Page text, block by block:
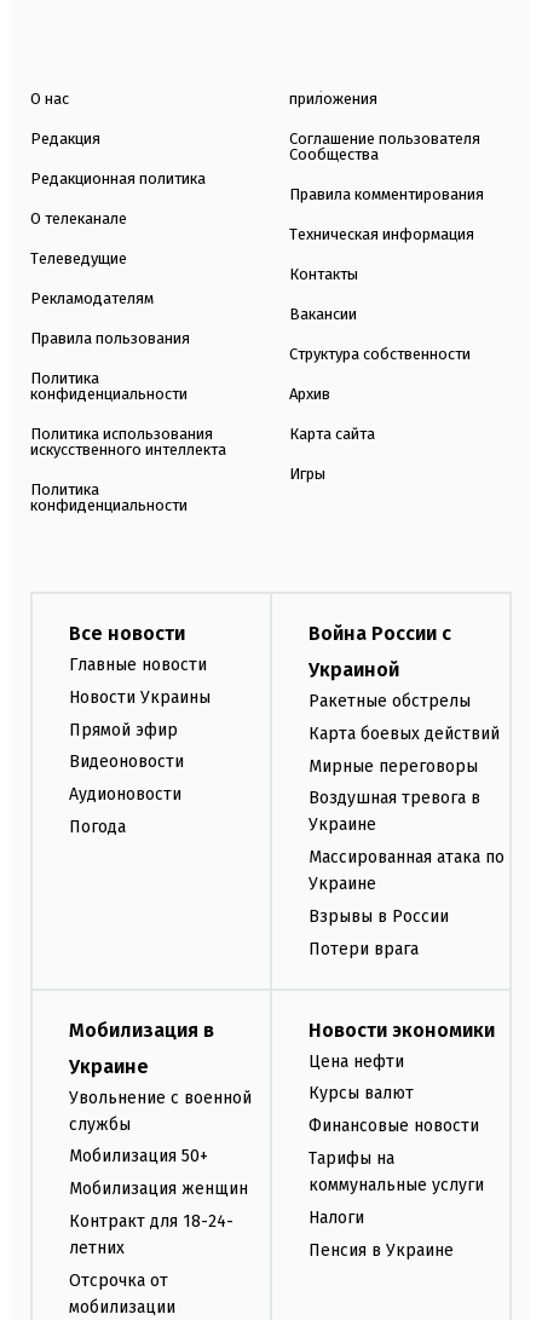
О нас
Редакция
Редакционная политика
О телеканале
Телеведущие
Рекламодателям
Правила пользования
Политика
конфиденциальности
Политика использования
искусственного интеллекта
Политика
конфиденциальности
приложения
Соглашение пользователя
Сообщества
Правила комментирования
Техническая информация
Контакты
Вакансии
Структура собственности
Архив
Карта сайта
Игры
Все новости
Главные новости
Новости Украины
Прямой эфир
Видеоновости
Аудионовости
Погода
Война России с
Украиной
Ракетные обстрелы
Карта боевых действий
Мирные переговоры
Воздушная тревога в
Украине
Массированная атака по
Украине
Взрывы в России
Потери врага
Мобилизация в
Украине
Увольнение с военной
службы
Мобилизация 50+
Мобилизация женщин
Контракт для 18-24-
летних
Отсрочка от
мобилизации
Новости экономики
Цена нефти
Курсы валют
Финансовые новости
Тарифы на
коммунальные услуги
Налоги
Пенсия в Украине